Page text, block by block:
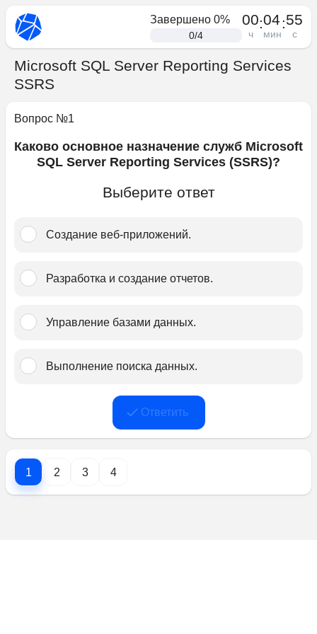
Завершено 0%
0/4
00
ч
:04
мин
:55
с
Microsoft SQL Server Reporting Services
SSRS
Вопрос №1
Каково основное назначение служб Microsoft
SQL Server Reporting Services (SSRS)?
Выберите ответ
Создание веб-приложений.﻿
Разработка и создание ﻿отчетов.
Управление базами данных.﻿
Выполнение поиска данных.﻿
Ответить
1 2 3 4